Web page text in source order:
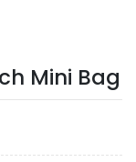
Mini Bag